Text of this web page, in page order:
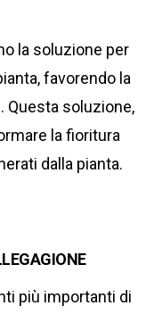
la soluzione per
favorendo la
soluzione,
la fioritura
dalla pianta.
più importanti di